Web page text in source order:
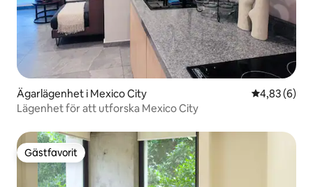
Ägarlägenhet i Mexico City 4,83 av 5 i
4,83 (6)
Lägenhet för att utforska Mexico City
Gästfavorit
Gästfavorit